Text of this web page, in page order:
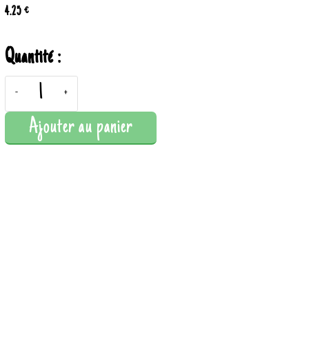
4.25 €
Quantité :
- +
Ajouter au panier